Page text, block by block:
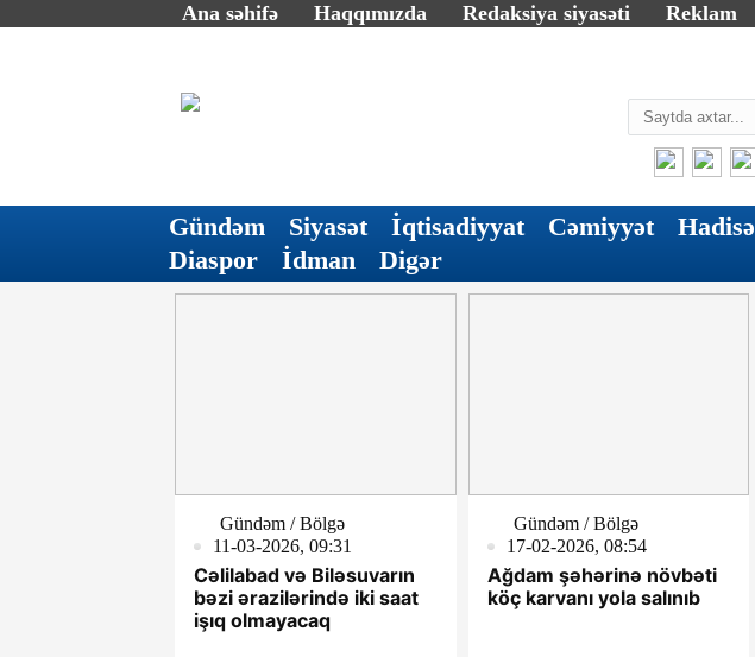
Ana səhifə Haqqımızda Redaksiya siyasəti Reklam
Gündəm Siyasət İqtisadiyyat Cəmiyyət Hadisə
Diaspor
İdman Digər
Gündəm / Bölgə
11-03-2026, 09:31
Cəlilabad və Biləsuvarın
bəzi ərazilərində iki saat
işıq olmayacaq
Gündəm / Bölgə
17-02-2026, 08:54
Ağdam şəhərinə növbəti
köç karvanı yola salınıb